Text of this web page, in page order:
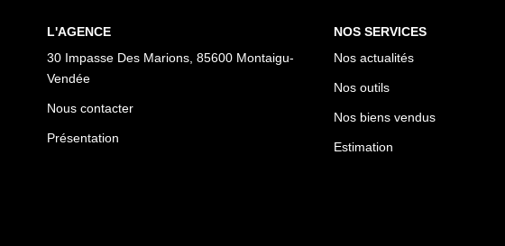
L'AGENCE
30 Impasse Des Marions, 85600 Montaigu-
Vendée
Nous contacter
Présentation
NOS SERVICES
Nos actualités
Nos outils
Nos biens vendus
Estimation